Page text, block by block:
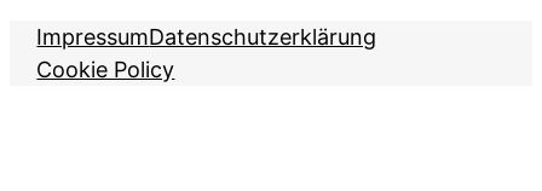
ImpressumDatenschutzerklärung
Cookie Policy